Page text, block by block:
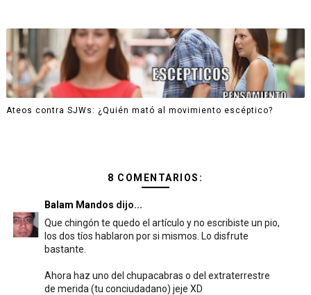
Ateos contra SJWs: ¿Quién mató al movimiento escéptico?
8 COMENTARIOS:
Balam Mandos dijo...
Que chingón te quedo el artículo y no escribiste un pio,
los dos tíos hablaron por si mismos. Lo disfrute
bastante.
Ahora haz uno del chupacabras o del extraterrestre
de merida (tu conciudadano) jeje XD